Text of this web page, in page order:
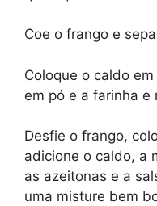
Coe o frango e
Coloque o caldo
em pó e a farinha e
Desfie o frango,
adicione o caldo, a
as azeitonas e a
uma misture bem